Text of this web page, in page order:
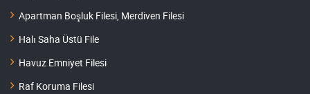
Apartman Boşluk Filesi, Merdiven Filesi
Halı Saha Üstü File
Havuz Emniyet Filesi
Raf Koruma Filesi